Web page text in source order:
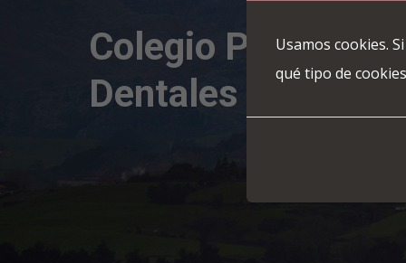
Colegio
Dentales de
Usamos cookies.
qué tipo de